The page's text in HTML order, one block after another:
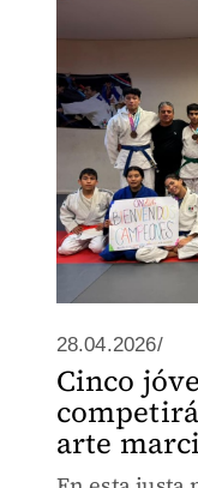
28.04.2026/
Cinco
arte